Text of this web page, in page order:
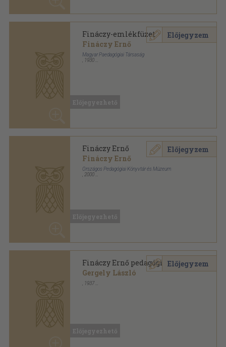
Fináczy Ernő
Fináczy Ernő
Országos Pedagógiai Könyvtár és Múzeum
,2000
Ragasztott papírkötés,
oldal
Tudós tanárok - tanár tudósok sorozat
Előjegyzem
Fináczy Ernő pedagógiája
Gergely László
,1937
Könyvkötői vászonkötés
oldal
Közlemények a Szegedi Magy. Kir. "Ferenc József"
Tudományegyetem Pedagógiai-lélektani Intézetéből
sorozat
Előjegyzem
Irányzatok és elméletek a
magyar nevelésfilozófiában
Bábosik Zoltán
ELTE Eötvös Kiadó
,2006
Ragasztott papírkötés
Előjegyzem